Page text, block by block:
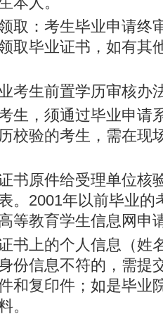
：考生毕业申请终
取毕业证书，如有其
生前置学历审核办
，须通过毕业申请
校验的考生，需在现
原件给受理单位核
。2001年以前毕业的
等教育学生信息网申
书上的个人信息（姓
份信息不符的，需提
和复印件；如是毕业
。